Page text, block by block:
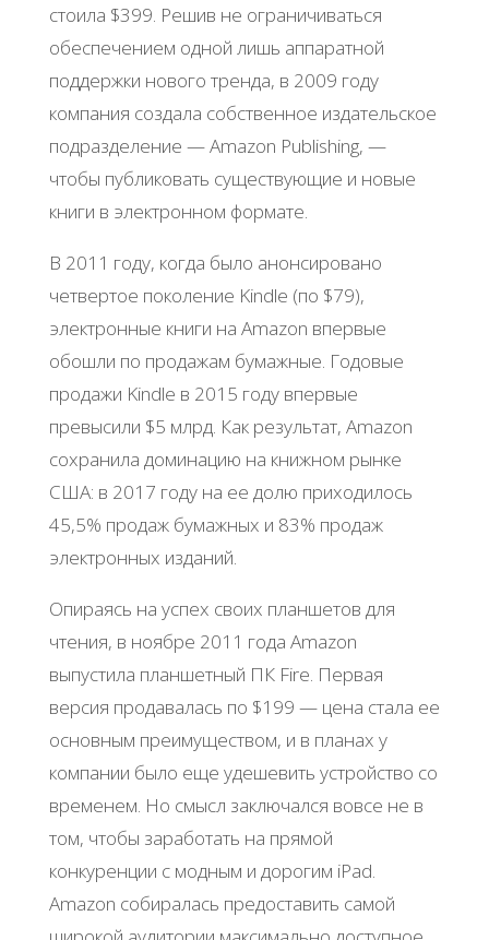
стоила $399. Решив не ограничиваться
обеспечением одной лишь аппаратной
поддержки нового тренда, в 2009 году
компания создала собственное издательское
подразделение — Amazon Publishing, —
чтобы публиковать существующие и новые
книги в электронном формате.
В 2011 году, когда было анонсировано
четвертое поколение Kindle (по $79),
электронные книги на Amazon впервые
обошли по продажам бумажные. Годовые
продажи Kindle в 2015 году впервые
превысили $5 млрд. Как результат, Amazon
сохранила доминацию на книжном рынке
США: в 2017 году на ее долю приходилось
45,5% продаж бумажных и 83% продаж
электронных изданий.
Опираясь на успех своих планшетов для
чтения, в ноябре 2011 года Amazon
выпустила планшетный ПК Fire. Первая
версия продавалась по $199 — цена стала ее
основным преимуществом, и в планах у
компании было еще удешевить устройство со
временем. Но смысл заключался вовсе не в
том, чтобы заработать на прямой
конкуренции с модным и дорогим iPad.
Amazon собиралась предоставить самой